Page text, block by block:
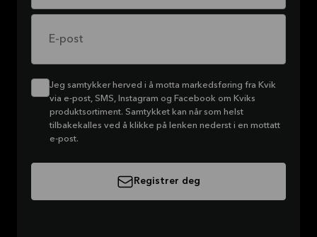
E-post
Jeg samtykker herved i å motta markedsføring fra Kvik
via e-post, SMS, Instagram og Facebook om Kviks
produktsortiment. Samtykket kan når som helst
tilbakekalles ved å klikke på lenken nederst i en mottatt
e-post.
Registrer deg